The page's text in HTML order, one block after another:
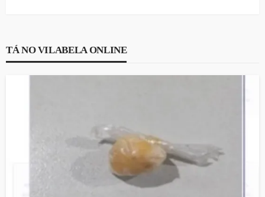
TÁ NO VILABELA ONLINE